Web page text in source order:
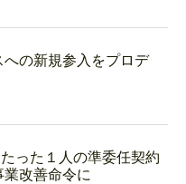
の新規参入をプロデ
った１人の準委任契約
改善命令に